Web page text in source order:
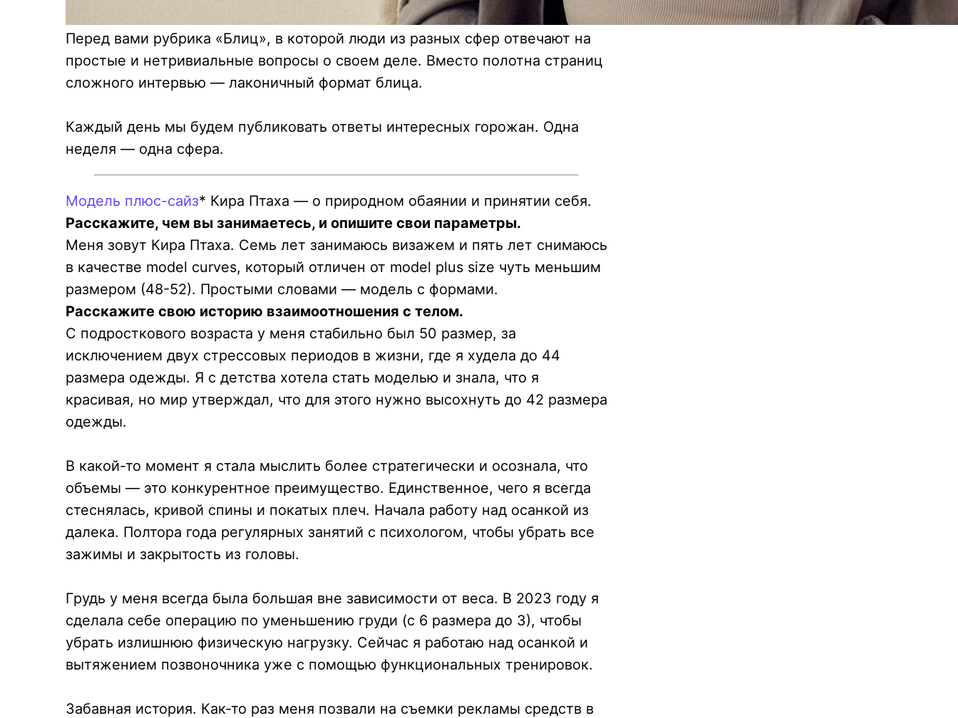
Перед вами рубрика «Блиц», в которой люди из разных сфер отвечают на
простые и нетривиальные вопросы о своем деле. Вместо полотна страниц
сложного интервью — лаконичный формат блица.
Каждый день мы будем публиковать ответы интересных горожан. Одна
неделя — одна сфера.
Модель плюс-сайз* Кира Птаха — о природном обаянии и принятии себя.
Расскажите, чем вы занимаетесь, и опишите свои параметры.
Меня зовут Кира Птаха. Семь лет занимаюсь визажем и пять лет снимаюсь
в качестве model curves, который отличен от model plus size чуть меньшим
размером (48-52). Простыми словами — модель с формами.
Расскажите свою историю взаимоотношения с телом.
С подросткового возраста у меня стабильно был 50 размер, за
исключением двух стрессовых периодов в жизни, где я худела до 44
размера одежды. Я с детства хотела стать моделью и знала, что я
красивая, но мир утверждал, что для этого нужно высохнуть до 42 размера
одежды.
В какой-то момент я стала мыслить более стратегически и осознала, что
объемы — это конкурентное преимущество. Единственное, чего я всегда
стеснялась, кривой спины и покатых плеч. Начала работу над осанкой из
далека. Полтора года регулярных занятий с психологом, чтобы убрать все
зажимы и закрытость из головы.
Грудь у меня всегда была большая вне зависимости от веса. В 2023 году я
сделала себе операцию по уменьшению груди (с 6 размера до 3), чтобы
убрать излишнюю физическую нагрузку. Сейчас я работаю над осанкой и
вытяжением позвоночника уже с помощью функциональных тренировок.
Забавная история. Как-то раз меня позвали на съемки рекламы средств в